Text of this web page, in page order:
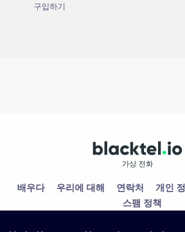
구입하기
가상 전화
배우다 우리에 대해 연락처 개인
스팸 정책